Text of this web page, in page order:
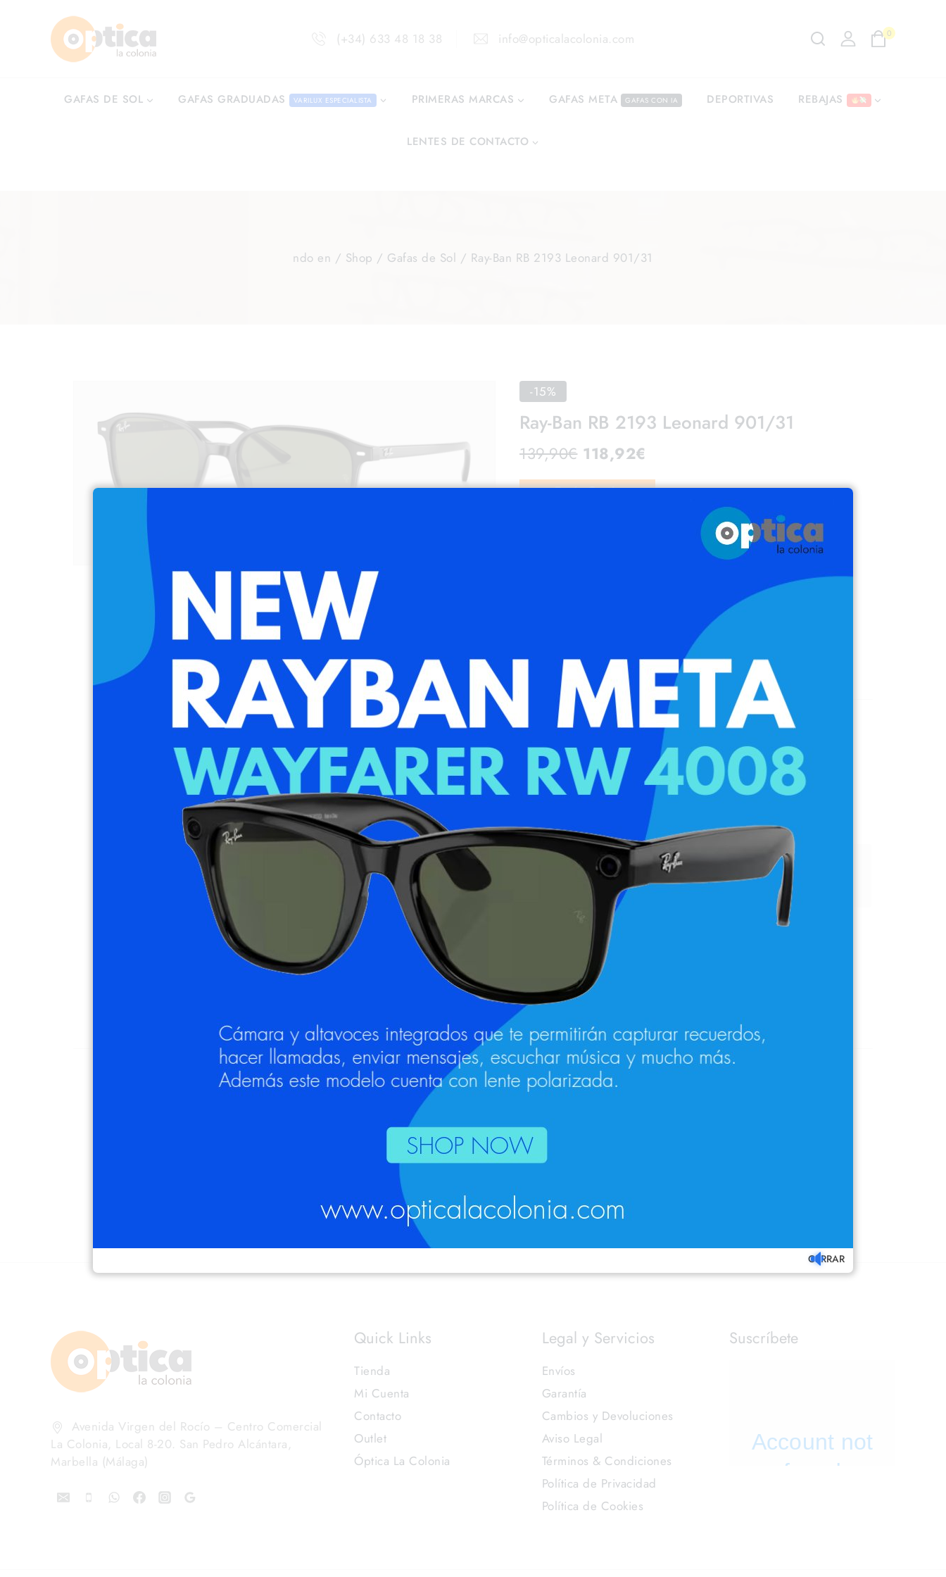
(+34) 633 48 18 38 info@opticalacolonia.com 0
GAFAS DE SOL GAFAS GRADUADAS VARILUX ESPECIALISTA PRIMERAS MARCAS GAFAS META GAFAS CON IA DEPORTIVAS REBAJAS
LENTES DE CONTACTO
ndo en / Shop / Gafas de Sol / Ray-Ban RB 2193 Leonard 901/31
-15%
Ray-Ban RB 2193 Leonard 901/31
139,90€ 118,92€
Envío Gratis
Medidas: Lente:53m – Puente: 18mm – Varilla: 145mm
Añadir a la lista de deseos
personas están viendo este producto ahora mismo
omentario
Entrega Estimada:
24-48h Península
En todos los pedidos +99€
Pago Seguro Garantizado
Descripción Detalles Información adicional
Las gafas Ray-Ban RB 2193 Leonard 901/31 de sol de hombre son un modelo clásico pero innovador de Ray-Ban de color negro y con
forma cuadrada. Cuentan con un calibre de 53 mm, un tamaño de varillas de 145 mm y un tamaño de puente de 18 mm.
*Puedes graduar tus gafas de sol con lentes monofocales y progresivas Varilux, Hoya, Zeiss, Prats en
Avenida Virgen del Rocío – Centro Comercial
La Colonia, Local 8-20. San Pedro Alcántara,
Marbella (Málaga)
Quick Links
Tienda
Mi Cuenta
Contacto
Outlet
Óptica La Colonia
Legal y Servicios
Envíos
Garantía
Cambios y Devoluciones
Aviso Legal
Términos & Condiciones
Política de Privacidad
Política de Cookies
Suscríbete
CERRAR